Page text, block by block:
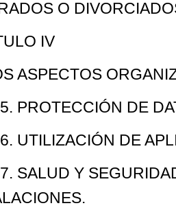
O
IV
ASPECTOS
PROTECCIÓN DE
UTILIZACIÓN DE
SALUD Y